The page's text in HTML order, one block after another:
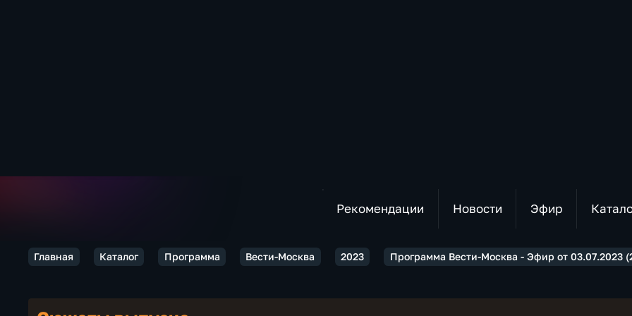
Рекомендации Новости Эфир
Главная Каталог Программа Вести-Москва 2023 Программа Вести-Москва - Эфир от 03.07.2023